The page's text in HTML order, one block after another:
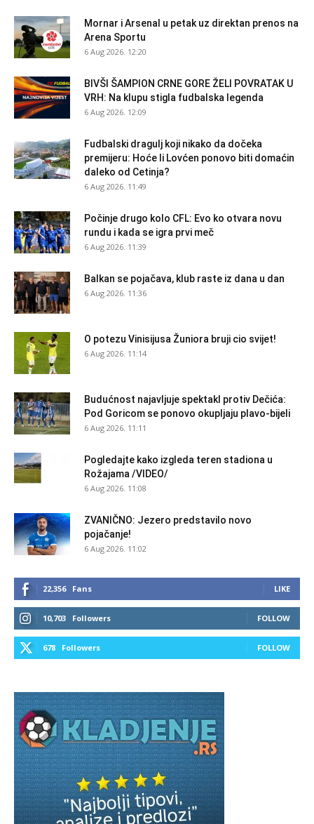
Mornar i Arsenal u petak uz direktan prenos na
Arena Sportu
6 Aug 2026. 12:20
BIVŠI ŠAMPION CRNE GORE ŽELI POVRATAK U
VRH: Na klupu stigla fudbalska legenda
6 Aug 2026. 12:09
Fudbalski dragulj koji nikako da dočeka
premijeru: Hoće li Lovćen ponovo biti domaćin
daleko od Cetinja?
6 Aug 2026. 11:49
Počinje drugo kolo CFL: Evo ko otvara novu
rundu i kada se igra prvi meč
6 Aug 2026. 11:39
Balkan se pojačava, klub raste iz dana u dan
6 Aug 2026. 11:36
O potezu Vinisijusa Žuniora bruji cio svijet!
6 Aug 2026. 11:14
Budućnost najavljuje spektakl protiv Dečića:
Pod Goricom se ponovo okupljaju plavo-bijeli
6 Aug 2026. 11:11
Pogledajte kako izgleda teren stadiona u
Rožajama /VIDEO/
6 Aug 2026. 11:08
ZVANIČNO: Jezero predstavilo novo
pojačanje!
6 Aug 2026. 11:02
22,356 Fans LIKE
10,703 Followers FOLLOW
678 Followers FOLLOW